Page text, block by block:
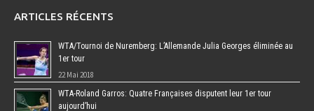
ARTICLES RÉCENTS
WTA/Tournoi de Nuremberg: L’Allemande Julia Georges éliminée au
1er tour
22 Mai 2018
WTA-Roland Garros: Quatre Françaises disputent leur 1er tour
aujourd’hui